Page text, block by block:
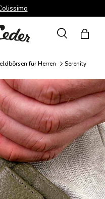
Suche
für Herren Serenity